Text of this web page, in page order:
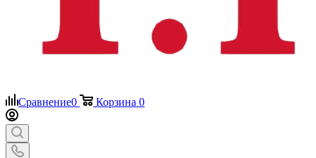
Сравнение0 Корзина 0